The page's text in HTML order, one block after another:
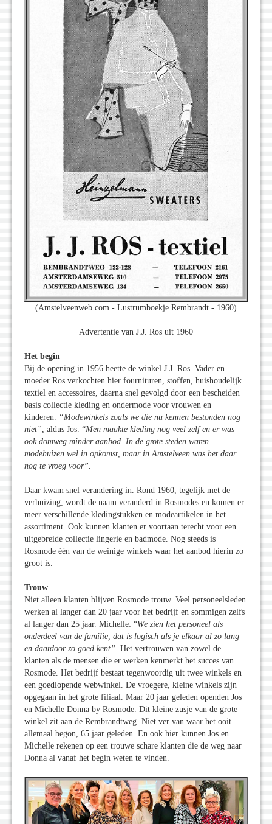
(Amstelveenweb.com - Lustrumboekje Rembrandt - 1960)
Advertentie van J.J. Ros uit 1960
Het begin
Bij de opening in 1956 heette de winkel J.J. Ros. Vader en
moeder Ros verkochten hier fournituren, stoffen, huishoudelijk
textiel en accessoires, daarna snel gevolgd door een bescheiden
basis collectie kleding en ondermode voor vrouwen en
kinderen.
“Modewinkels zoals we die nu kennen bestonden nog
niet” , aldus Jos. “Men maakte kleding nog veel zelf en er was
ook domweg minder aanbod. In de grote steden waren
modehuizen wel in opkomst, maar in Amstelveen was het daar
nog te vroeg voor”.
Daar kwam snel verandering in. Rond 1960, tegelijk met de
verhuizing, wordt de naam veranderd in Rosmodes en komen er
meer verschillende kledingstukken en modeartikelen in het
assortiment. Ook kunnen klanten er voortaan terecht voor een
uitgebreide collectie lingerie en badmode. Nog steeds is
Rosmode één van de weinige winkels waar het aanbod hierin zo
groot is.
Trouw
Niet alleen klanten blijven Rosmode trouw. Veel personeelsleden
werken al langer dan 20 jaar voor het bedrijf en sommigen zelfs
al langer dan 25 jaar. Michelle: “We zien het personeel als
onderdeel van de familie, dat is logisch als je elkaar al zo lang
en daardoor zo goed kent”. Het vertrouwen van zowel de
klanten als de mensen die er werken kenmerkt het succes van
Rosmode. Het bedrijf bestaat tegenwoordig uit twee winkels en
een goedlopende webwinkel. De vroegere, kleine winkels zijn
opgegaan in het grote filiaal. Maar 20 jaar geleden openden Jos
en Michelle Donna by Rosmode. Dit kleine zusje van de grote
winkel zit aan de Rembrandtweg. Niet ver van waar het ooit
allemaal begon, 65 jaar geleden. En ook hier kunnen Jos en
Michelle rekenen op een trouwe schare klanten die de weg naar
Donna al vanaf het begin weten te vinden.